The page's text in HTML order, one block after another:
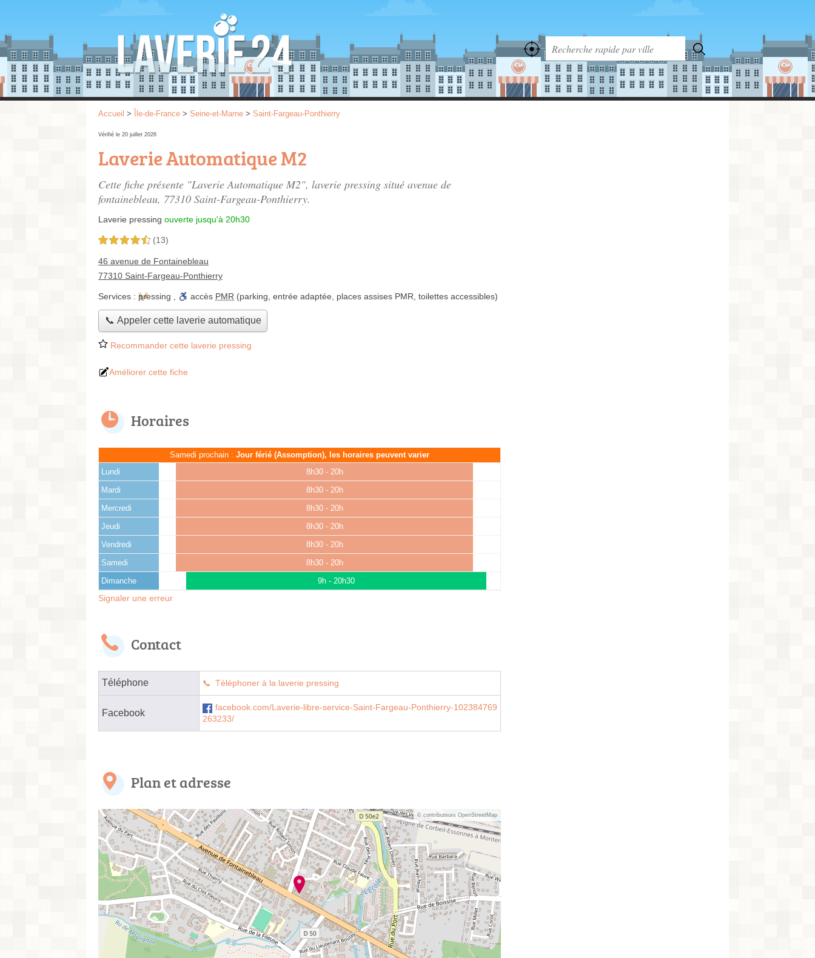
Accueil > Île-de-France > Seine-et-Marne > Saint-Fargeau-Ponthierry
Vérifié le 20 juillet 2026
Laverie Automatique M2
Cette fiche présente "Laverie Automatique M2", laverie pressing situé avenue de
fontainebleau, 77310 Saint-Fargeau-Ponthierry.
Laverie pressing ouverte jusqu'à 20h30
4,5 étoiles sur 5 (13)
46 avenue de Fontainebleau
77310 Saint-Fargeau-Ponthierry
Services : pressing accès PMR (parking, entrée adaptée, places assises PMR, toilettes accessibles)
📞 Appeler cette laverie automatique
Recommander cette laverie pressing
Améliorer cette fiche
Horaires
Samedi prochain : Jour férié (Assomption), les horaires peuvent varier
Lundi
8h30 - 20h
Mardi 8h30 - 20h
Mercredi 8h30 - 20h
Jeudi 8h30 - 20h
Vendredi 8h30 - 20h
Samedi 8h30 - 20h
Dimanche 9h - 20h30
Signaler une erreur
Contact
Téléphone Téléphoner à la laverie pressing
Facebook
facebook.com/Laverie-libre-service-Saint-Fargeau-Ponthierry-102384769
263233/
Plan et adresse
© contributeurs OpenStreetMap